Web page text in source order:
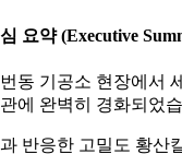
요약 (Executive
동 기공소 현장에서
에 완벽히 경화되었
반응한 고밀도 황산